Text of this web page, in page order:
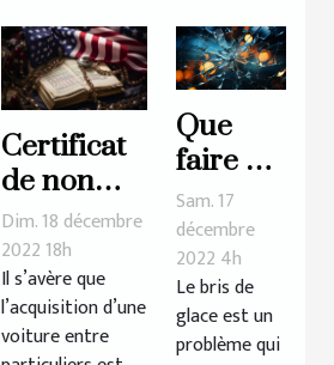
Certificat
de non
gage : de
quoi s’agit-
il
réellement
?
Dim. 18 décembre
2022 18h
Il s’avère que
l’acquisition d’une
voiture entre
Que
faire en
cas de
bris de
glace ?
Sam. 17
décembre
2022 4h
Le bris de
glace est un
problème qui